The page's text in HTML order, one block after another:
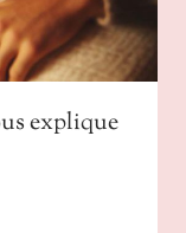
explique